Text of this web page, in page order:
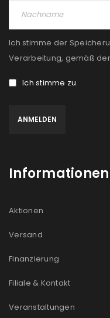
Ich stimme der
Verarbeitung, gemäß der
Ich stimme zu
Informationen
Aktionen
Versand
Finanzierung
Filiale & Kontakt
Veranstaltungen